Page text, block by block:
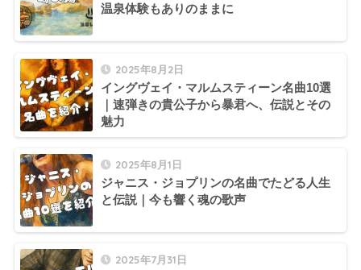
温泉体験もありのままに
2025年8月2日
イングヴェイ・マルムスティーン名曲10選
｜速弾きの貴公子から暴君へ、伝説とその
魅力
2025年8月1日
ジャニス・ジョプリンの名曲でたどる人生
と伝説｜今も響く魂の歌声
2025年7月31日